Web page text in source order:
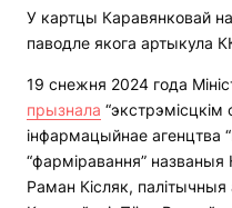
У картцы Каравянковай
паводле якога артыкула
19 снежня 2024 года
прызнала
інфармацыйнае агенцтва
“фарміравання”
Раман Кісляк, палітычныя